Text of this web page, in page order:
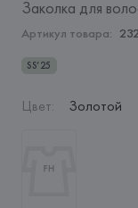
Заколка для
Артикул товара:
SS’25
Цвет: Золотой